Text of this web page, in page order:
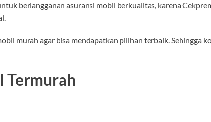
berlangganan asuransi mobil berkualitas, karena
murah agar bisa mendapatkan pilihan terbaik. Sehingga
Termurah